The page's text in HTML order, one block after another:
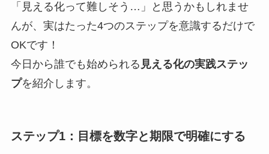
「見える化って難しそう…」と思うかもしれませ
んが、実はたった4つのステップを意識するだけで
OKです！
今日から誰でも始められる 見える化の実践ステッ
プを紹介します。
ステップ1：目標を数字と期限で明確にする